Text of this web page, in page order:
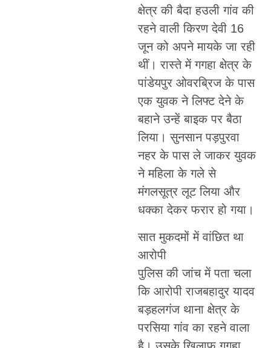
क्षेत्र की बैदा हउली गांव की
रहने वाली किरण देवी 16
जून को अपने मायके जा रही
थीं। रास्ते में गगहा क्षेत्र के
पांडेयपुर ओवरब्रिज के पास
एक युवक ने लिफ्ट देने के
बहाने उन्हें बाइक पर बैठा
लिया। सुनसान पड़पुरवा
नहर के पास ले जाकर युवक
ने महिला के गले से
मंगलसूत्र लूट लिया और
धक्का देकर फरार हो गया।
सात मुकदमों में वांछित था
आरोपी
पुलिस की जांच में पता चला
कि आरोपी राजबहादुर यादव
बड़हलगंज थाना क्षेत्र के
परसिया गांव का रहने वाला